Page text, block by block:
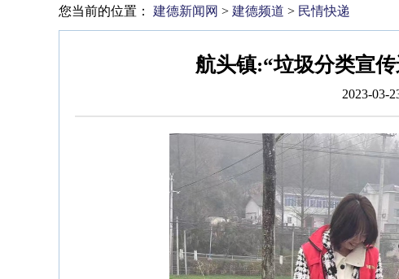
您当前的位置： 建德新闻网 > 建德频道 > 民情快递
航头镇:“垃圾分类宣
2023-03-